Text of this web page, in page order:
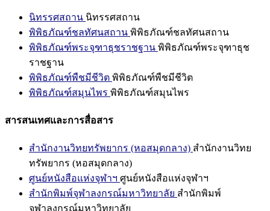
นิทรรศสถาน นิทรรศสถาน
พิพิธภัณฑ์ชลทัศนสถาน พิพิธภัณฑ์ชลทัศนสถาน
พิพิธภัณฑ์พระจุฑาธุชราชฐาน พิพิธภัณฑ์พระจุฑาธุช
ราชฐาน
พิพิธภัณฑ์พืชมีชีวิต พิพิธภัณฑ์พืชมีชีวิต
พิพิธภัณฑ์สมุนไพร พิพิธภัณฑ์สมุนไพร
สารสนเทศและการสื่อสาร
สำนักงานวิทยทรัพยากร (หอสมุดกลาง) สำนักงานวิทย
ทรัพยากร (หอสมุดกลาง)
ศูนย์หนังสือแห่งจุฬาฯ ศูนย์หนังสือแห่งจุฬาฯ
สำนักพิมพ์จุฬาลงกรณ์มหาวิทยาลัย สำนักพิมพ์
จุฬาลงกรณ์มหาวิทยาลัย